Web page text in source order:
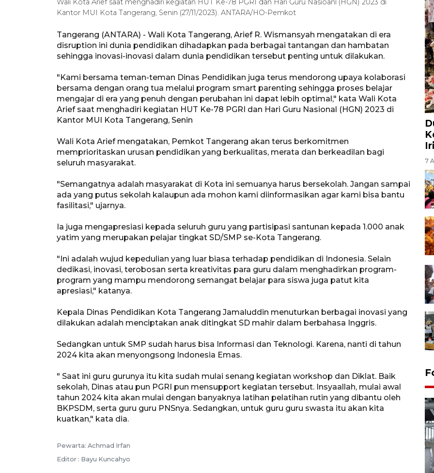
Wali Kota Arief saat menghadiri kegiatan HUT Ke-78 PGRI dan Hari Guru Nasioanl (HGN) 2023 di
Kantor MUI Kota Tangerang, Senin (27/11/2023). ANTARA/HO-Pemkot
Tangerang (ANTARA) - Wali Kota Tangerang, Arief R. Wismansyah mengatakan di era
disruption ini dunia pendidikan dihadapkan pada berbagai tantangan dan hambatan
sehingga inovasi-inovasi dalam dunia pendidikan tersebut penting untuk dilakukan.
"Kami bersama teman-teman Dinas Pendidikan juga terus mendorong upaya kolaborasi
bersama dengan orang tua melalui program smart parenting sehingga proses belajar
mengajar di era yang penuh dengan perubahan ini dapat lebih optimal," kata Wali Kota
Arief saat menghadiri kegiatan HUT Ke-78 PGRI dan Hari Guru Nasional (HGN) 2023 di
Kantor MUI Kota Tangerang, Senin
Wali Kota Arief mengatakan, Pemkot Tangerang akan terus berkomitmen
memprioritaskan urusan pendidikan yang berkualitas, merata dan berkeadilan bagi
seluruh masyarakat.
"Semangatnya adalah masyarakat di Kota ini semuanya harus bersekolah. Jangan sampai
ada yang putus sekolah kalaupun ada mohon kami diinformasikan agar kami bisa bantu
fasilitasi," ujarnya.
Ia juga mengapresiasi kepada seluruh guru yang partisipasi santunan kepada 1.000 anak
yatim yang merupakan pelajar tingkat SD/SMP se-Kota Tangerang.
"Ini adalah wujud kepedulian yang luar biasa terhadap pendidikan di Indonesia. Selain
dedikasi, inovasi, terobosan serta kreativitas para guru dalam menghadirkan program-
program yang mampu mendorong semangat belajar para siswa juga patut kita
apresiasi," katanya.
Kepala Dinas Pendidikan Kota Tangerang Jamaluddin menuturkan berbagai inovasi yang
dilakukan adalah menciptakan anak ditingkat SD mahir dalam berbahasa Inggris.
Sedangkan untuk SMP sudah harus bisa Informasi dan Teknologi. Karena, nanti di tahun
2024 kita akan menyongsong Indonesia Emas.
" Saat ini guru gurunya itu kita sudah mulai senang kegiatan workshop dan Diklat. Baik
sekolah, Dinas atau pun PGRI pun mensupport kegiatan tersebut. Insyaallah, mulai awal
tahun 2024 kita akan mulai dengan banyaknya latihan pelatihan rutin yang dibantu oleh
BKPSDM, serta guru guru PNSnya. Sedangkan, untuk guru guru swasta itu akan kita
kuatkan," kata dia.
Pewarta: Achmad Irfan
Editor : Bayu Kuncahyo
7